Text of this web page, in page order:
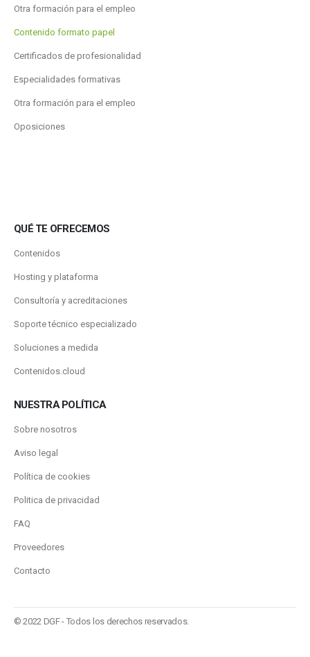
Otra formación para el empleo
Contenido formato papel
Certificados de profesionalidad
Especialidades formativas
Otra formación para el empleo
Oposiciones
QUÉ TE OFRECEMOS
Contenidos
Hosting y plataforma
Consultoría y acreditaciones
Soporte técnico especializado
Soluciones a medida
Contenidos.cloud
NUESTRA POLÍTICA
Sobre nosotros
Aviso legal
Política de cookies
Politica de privacidad
FAQ
Proveedores
Contacto
© 2022 DGF - Todos los derechos reservados.